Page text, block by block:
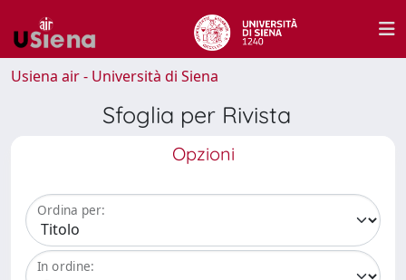
Usiena air - Università di Siena
Sfoglia per Rivista
Opzioni
Ordina per:
In ordine: